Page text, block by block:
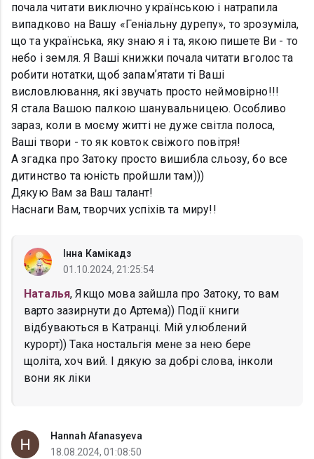
почала читати виключно українською і натрапила
випадково на Вашу «Геніальну дурепу», то зрозуміла,
що та українська, яку знаю я і та, якою пишете Ви - то
небо і земля. Я Ваші книжки почала читати вголос та
робити нотатки, щоб запамʼятати ті Ваші
висловлювання, які звучать просто неймовірно!!!
Я стала Вашою палкою шанувальницею. Особливо
зараз, коли в моєму житті не дуже світла полоса,
Ваші твори - то як ковток свіжого повітря!
А згадка про Затоку просто вишибла сльозу, бо все
дитинство та юність пройшли там)))
Дякую Вам за Ваш талант!
Наснаги Вам, творчих успіхів та миру!!
Інна Камікадз
01.10.2024, 21:25:54
Наталья, Якщо мова зайшла про Затоку, то вам
варто зазирнути до Артема)) Події книги
відбуваються в Катранці. Мій улюблений
курорт)) Така ностальгія мене за нею бере
щоліта, хоч вий. І дякую за добрі слова, інколи
вони як ліки
Hannah Afanasyeva
18.08.2024, 01:08:50